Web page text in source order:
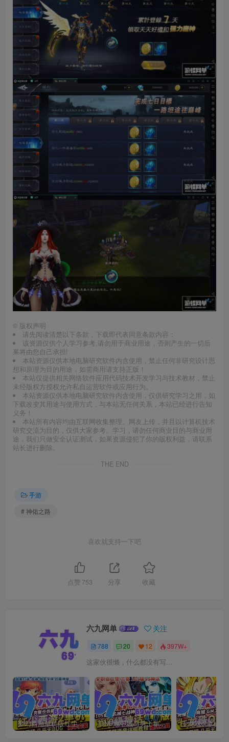
© 版权声明
请先阅读清楚以下条款，下载即代表同意条款内容：
该资源仅供个人学习参考,请勿用于商业用途，否则产生的一切后
果将由您自己承担!
本站资源仅供本地电脑研究软件内含使用，禁止任何非研究设计思
想和原理为目的用途，如需商用请支持正版！
本站仅提供相关网络软件应用代码技术开发学习与技术教材，禁止
未经版权方授权允许私自运营软件或应用行为。
本站资源仅供本地电脑研究软件内含使用，仅供研究学习之用，如
下载改变其用途与使用方式，与本站无任何关系，本站已经进行告知
义务！
本站所有内容均由互联网收集整理、网友上传，并且以计算机技术
研究交流为目的，仅供大家参考、学习，请勿任何商业目的与商业用
途，我们只做安全认证测试，如果资源侵犯了你的版权利益，请联系
站长进行删除。
THE END
手游
# 神佑之路
喜欢就支持一下吧
点赞 753 分享 收藏
六九网单 关注
788 20 12 397W+
这家伙很懒，什么都没有写...
梦幻西游单机版红尘西游2微变独家打造龙魂抽奖令牌四象神兽 DNF地下城与勇士单机版110级神话版4.0全主线任务龙之庭院机械七战神实验室